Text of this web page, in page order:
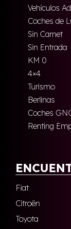
Vehículos
Coches de
Sin Carnet
Sin Entrada
KM 0
4×4
Turismo
Berlinas
Coches
Renting
Fiat
Citroën
Toyota